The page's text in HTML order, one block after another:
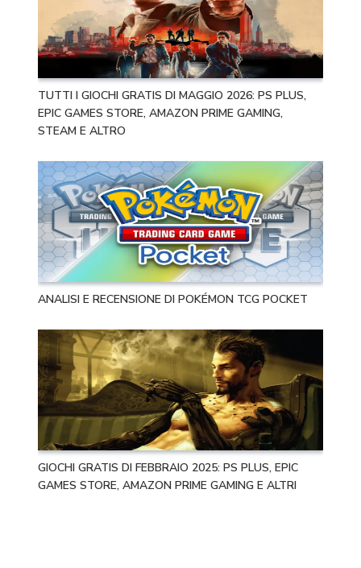
TUTTI I GIOCHI GRATIS DI MAGGIO 2026: PS PLUS,
EPIC GAMES STORE, AMAZON PRIME GAMING,
STEAM E ALTRO
ANALISI E RECENSIONE DI POKÉMON TCG POCKET
GIOCHI GRATIS DI FEBBRAIO 2025: PS PLUS, EPIC
GAMES STORE, AMAZON PRIME GAMING E ALTRI